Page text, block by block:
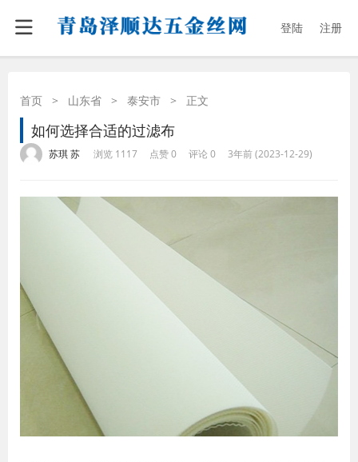
登陆 注册
首页 > 山东省 > 泰安市 > 正文
如何选择合适的过滤布
苏琪 苏 浏览 1117 点赞 0 评论 0 3年前 (2023-12-29)